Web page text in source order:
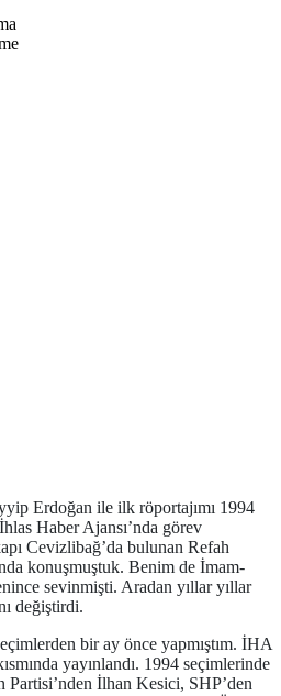
Erdoğan ile ilk röportajımı 1994
Haber Ajansı’nda görev
Cevizlibağ’da bulunan Refah
konuşmuştuk. Benim de İmam-
sevinmişti. Aradan yıllar yıllar
değiştirdi.
bir ay önce yapmıştım. İHA
yayınlandı. 1994 seçimlerinde
Partisi’nden İlhan Kesici, SHP’den